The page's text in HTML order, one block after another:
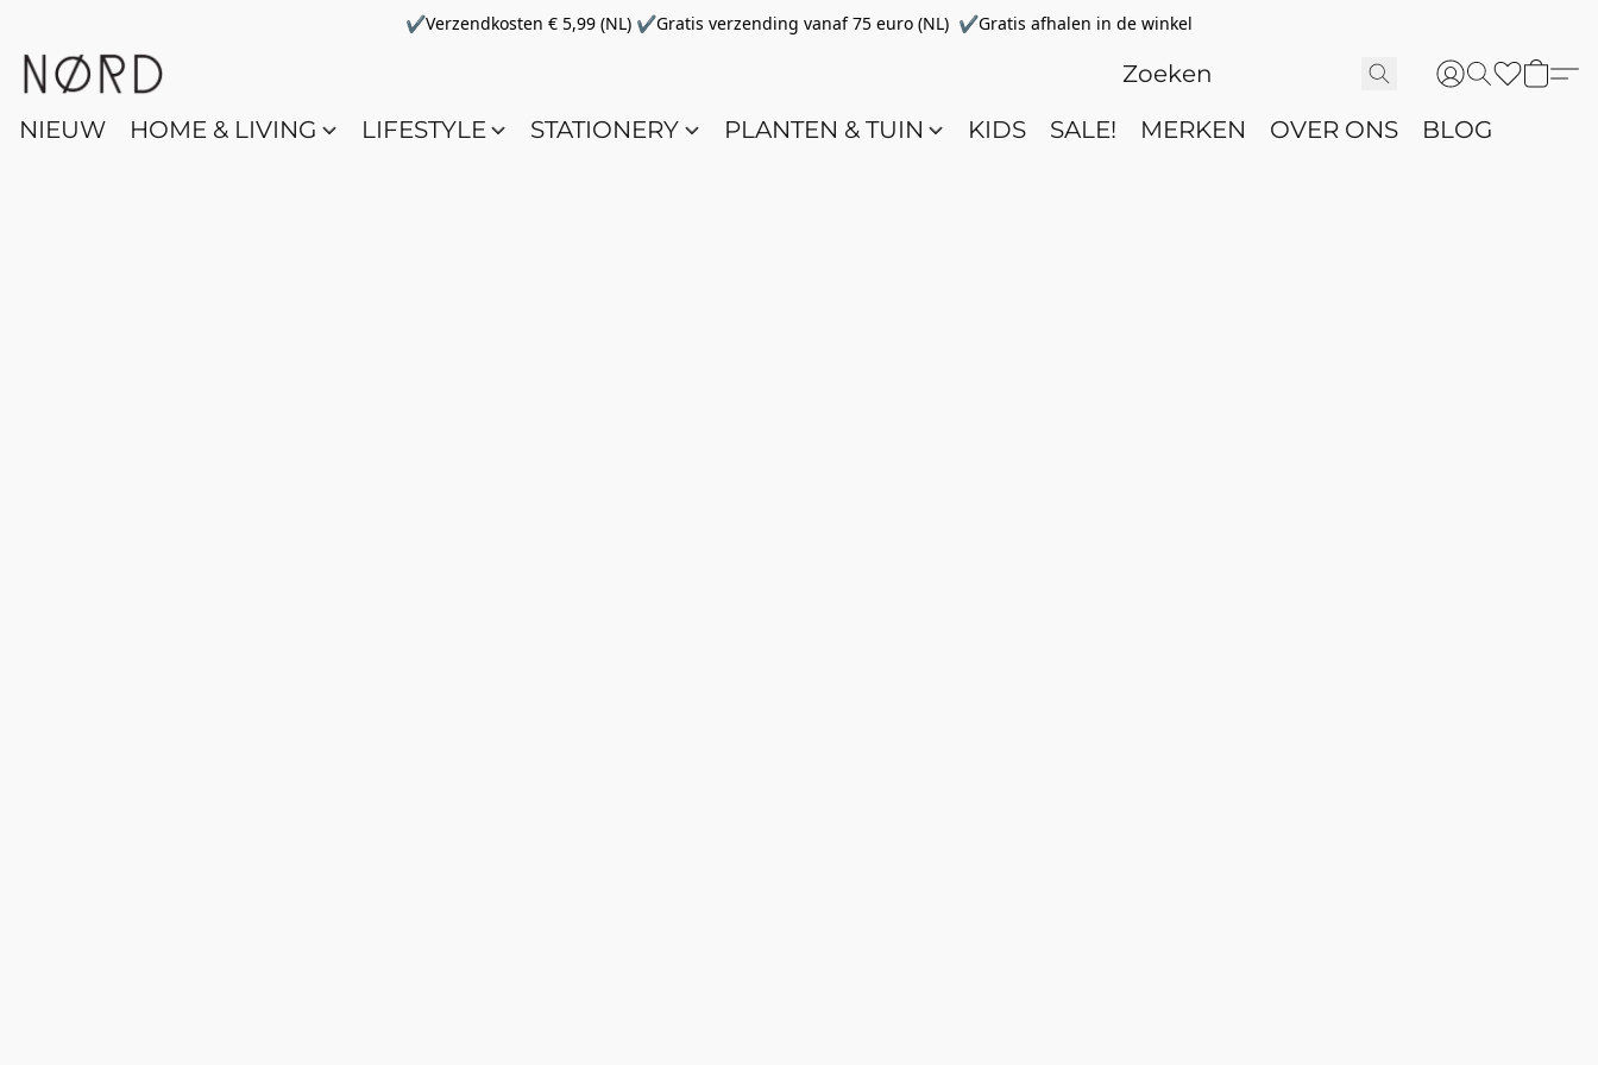
✔Verzendkosten € 5,99 (NL) ✔Gratis verzending vanaf 75 euro (NL) ✔Gratis afhalen in de winkel
NIEUW HOME & LIVING LIFESTYLE STATIONERY PLANTEN & TUIN KIDS SALE! MERKEN OVER ONS BLOG